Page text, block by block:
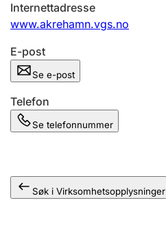
Internettadresse
www.akrehamn.vgs.no
E-post
Se e-post
Telefon
Se telefonnummer
Søk i Virksomhetsopplysninger